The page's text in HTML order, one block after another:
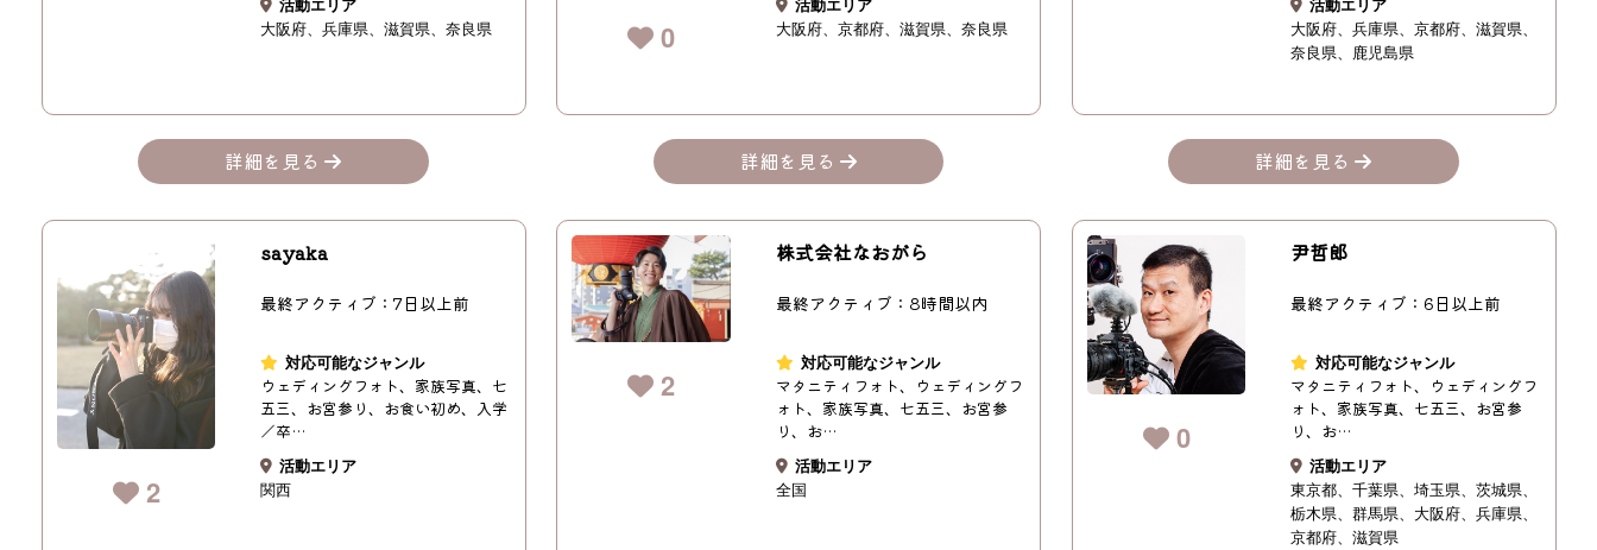
活動エリア
大阪府
兵庫県 滋賀県 奈良県
詳細を見る
0
活動エリア
大阪府
京都府 滋賀県 奈良県
詳細を見る
活動エリア
大阪府
兵庫県 京都府
滋賀県
奈良県
鹿児島県
詳細を見る
2
sayaka
最終アクティブ：7日以上前
対応可能なジャンル
ウェディングフォト、家族写真、七
五三、お宮参り、お食い初め、入学
／卒…
活動エリア
関西
2
株式会社なおがら
最終アクティブ：8時間以内
対応可能なジャンル
マタニティフォト、ウェディングフ
ォト、家族写真、七五三、お宮参
り、お…
活動エリア
全国
0
尹哲郎
最終アクティブ：6日以上前
対応可能なジャンル
マタニティフォト、ウェディングフ
ォト、家族写真、七五三、お宮参
り、お…
活動エリア
東京都
千葉県 埼玉県
茨城県
栃木県
群馬県 大阪府
兵庫県
京都府
滋賀県